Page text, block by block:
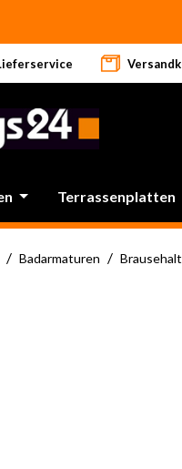
Terrassenplatten
/ Badarmaturen /